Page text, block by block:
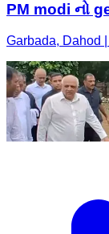
PM modi નો
Garbada, Dahod